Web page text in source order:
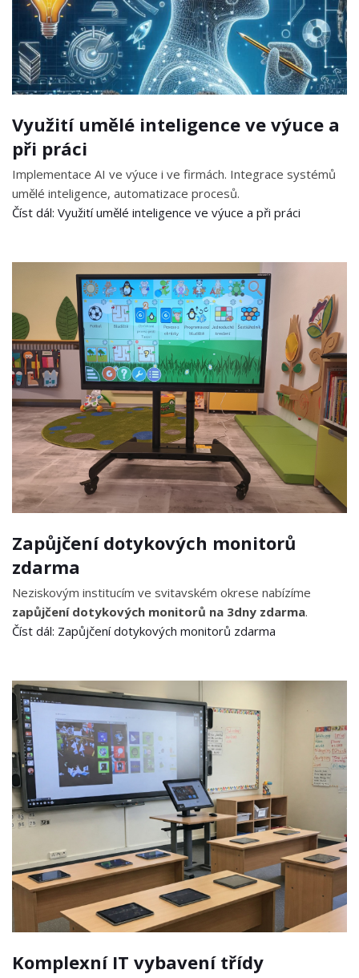
Využití umělé inteligence ve výuce a
při práci
Implementace AI ve výuce i ve firmách. Integrace systémů
umělé inteligence, automatizace procesů.
Číst dál: Využití umělé inteligence ve výuce a při práci
Zapůjčení dotykových monitorů
zdarma
Neziskovým institucím ve svitavském okrese nabízíme
zapůjčení dotykových monitorů na 3dny zdarma.
Číst dál: Zapůjčení dotykových monitorů zdarma
Komplexní IT vybavení třídy